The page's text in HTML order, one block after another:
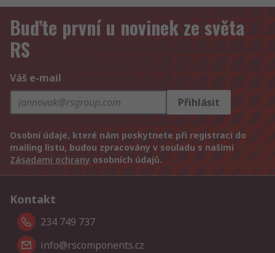
Buďte první u novinek ze světa
RS
Váš e-mail
Přihlásit
Osobní údaje, které nám poskytnete při registraci do
mailing listu, budou zpracovány v souladu s našimi
Zásadami ochrany osobních údajů.
Kontakt
234 749 737
info@rscomponents.cz